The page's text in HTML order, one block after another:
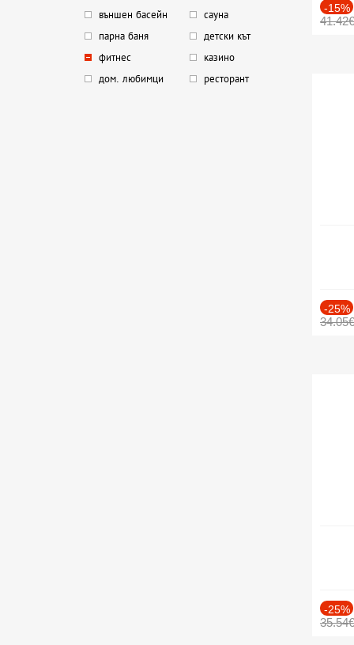
външен басейн
сауна
парна баня
детски кът
фитнес
казино
дом. любимци
ресторант
-15%
41.42€
-25%
34.05€
-25%
35.54€